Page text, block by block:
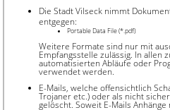
Die Stadt Vilseck nimmt
entgegen:
Portable Data File (*.pdf)
Weitere Formate sind nur mit
Empfangsstelle zulässig. In allen
automatisierten Abläufe oder
verwendet werden.
E-Mails, welche offensichtlich
Trojaner etc.) oder als nicht
gelöscht. Soweit E-Mails